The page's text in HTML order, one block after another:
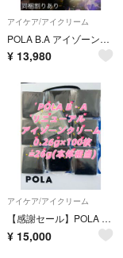
アイケア/アイクリーム
POLA B.A アイゾーンクリーム N 本体 1本
¥ 13,980
アイケア/アイクリーム
【感謝セール】POLA B.A最新アイゾーンクリーム 0.26g×100枚
¥ 15,000